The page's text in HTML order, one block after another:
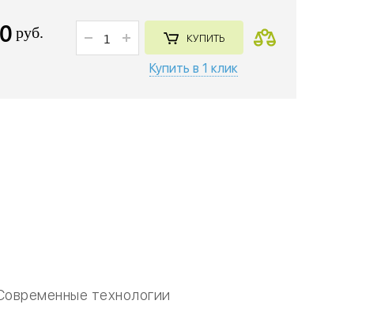
руб. КУПИТЬ
Купить в 1 клик
технологии